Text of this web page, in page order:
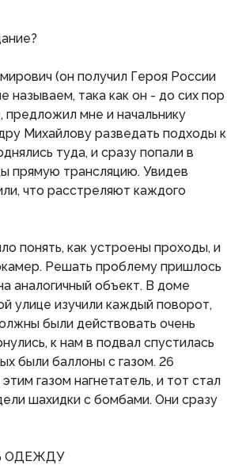
(он получил Героя России
така как он - до сих пор
мне и начальнику
Михайлову разведать подходы к
туда, и сразу попали в
прямую трансляцию. Увидев
что расстреляют каждого
понять, как устроены проходы, и
Решать проблему пришлось
аналогичный объект. В доме
улице изучили каждый поворот,
были действовать очень
к нам в подвал спустилась
были баллоны с газом. 26
газом нагнетатель, и тот стал
шахидки с бомбами. Они сразу
ОДЕЖДУ